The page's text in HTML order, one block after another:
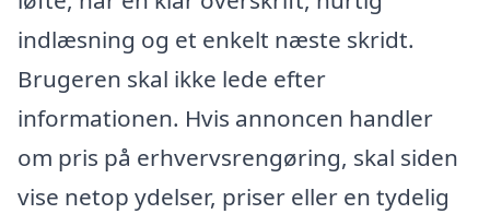
indlæsning og et enkelt næste skridt.
Brugeren skal ikke lede efter
informationen. Hvis annoncen handler
om pris på erhvervsrengøring, skal siden
vise netop ydelser, priser eller en tydelig